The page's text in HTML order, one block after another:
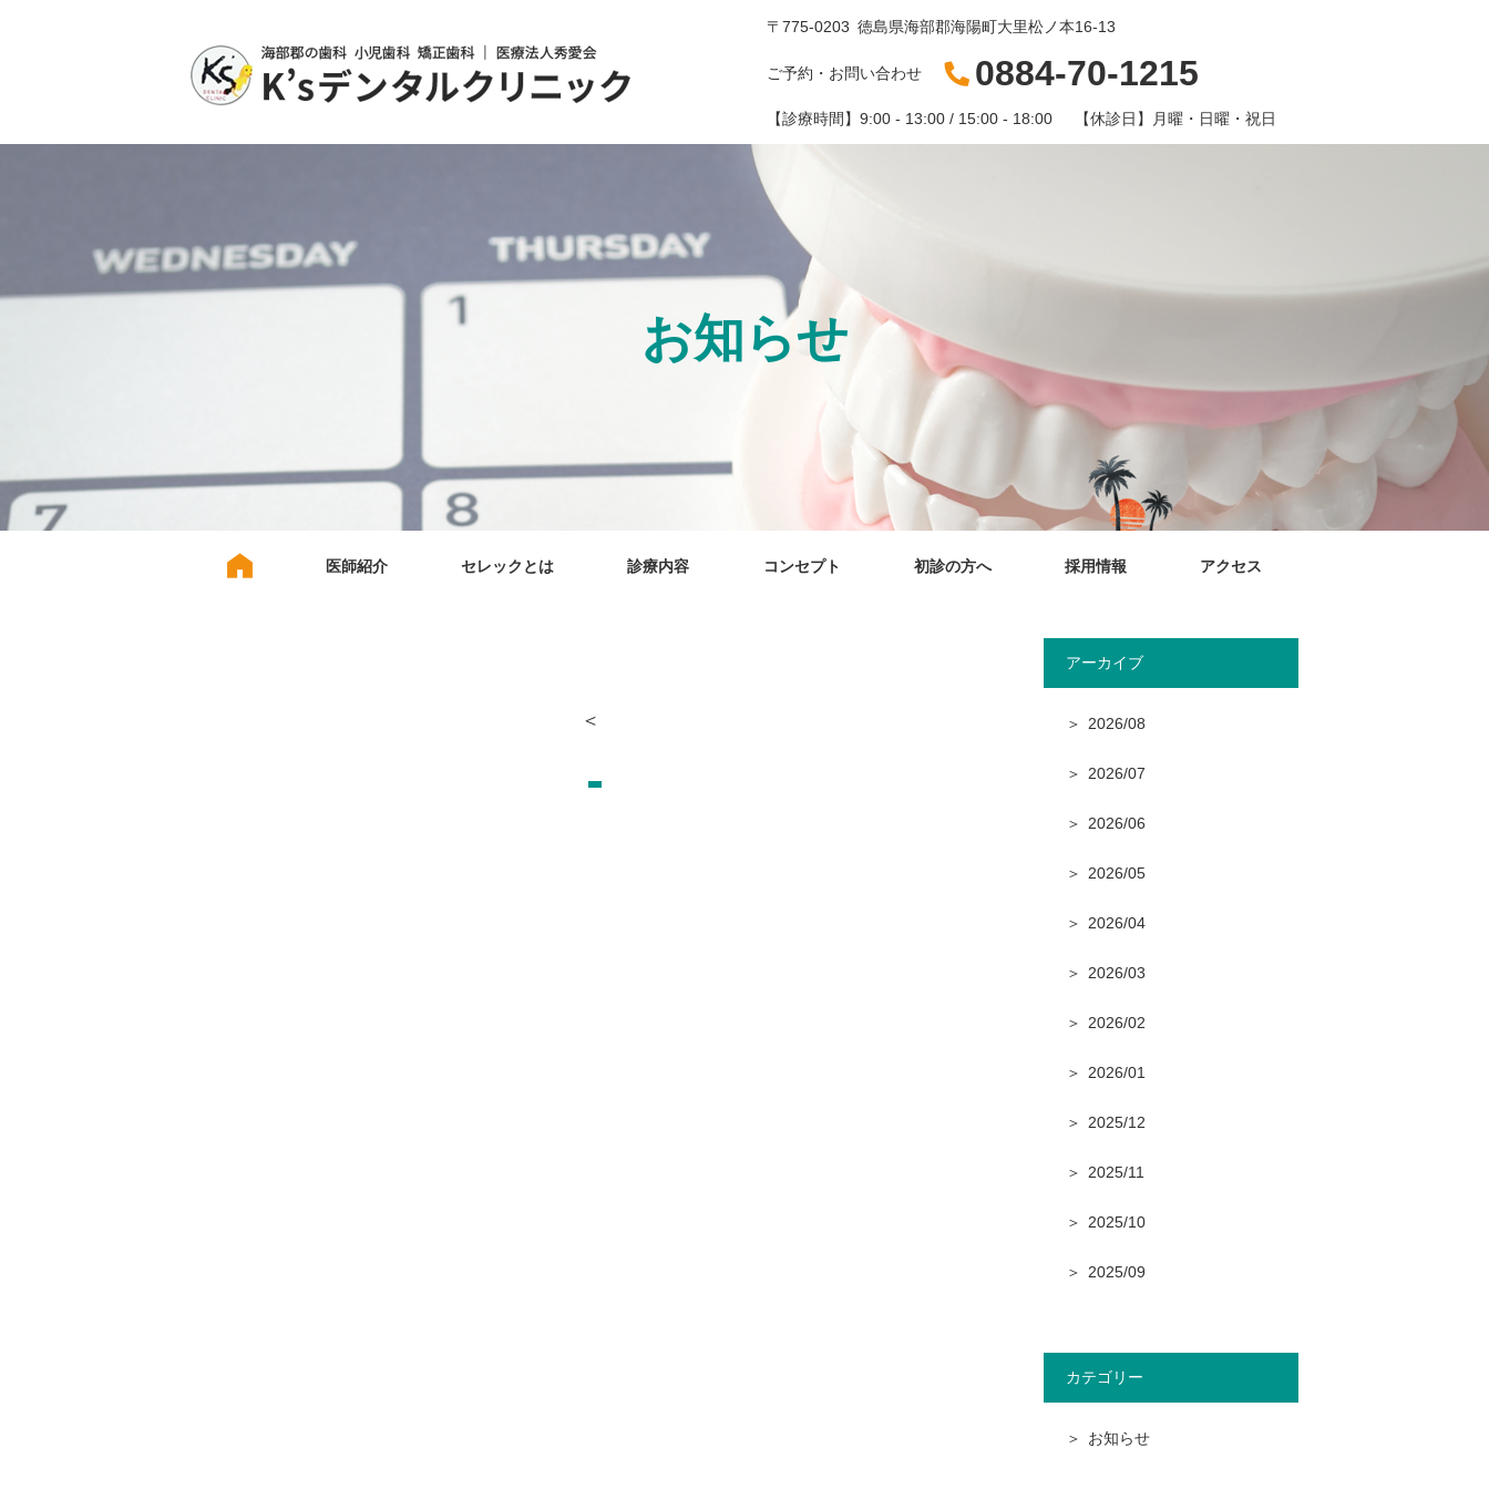
〒775-0203 徳島県海部郡海陽町大里松ノ本16-13
ご予約・お問い合わせ 0884-70-1215
【診療時間】 9:00 - 13:00 / 15:00 - 18:00 【休診日】 月曜・日曜・祝日
お知らせ
医師紹介 セレックとは 診療内容 コンセプト 初診の方へ 採用情報 アクセス
＜
アーカイブ
2026/08
2026/07
2026/06
2026/05
2026/04
2026/03
2026/02
2026/01
2025/12
2025/11
2025/10
2025/09
カテゴリー
お知らせ